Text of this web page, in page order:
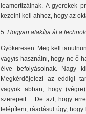
leamortizálnak. A gyerekek
kezelni kell ahhoz, hogy az
5. Hogyan alakítja át a
Gyökeresen. Meg kell
vagyis használni, hogy ne ő
élve befolyásolnak. Nagy
Megkérdőjelezi az eddigi
vagyok abban, hogy
szerepeit… De azt, hogy
felépíteni, ráadásul úgy,